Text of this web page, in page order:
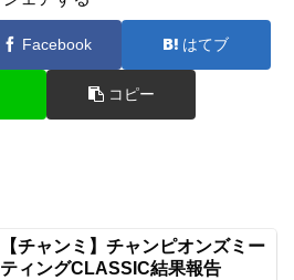
Facebook はてブ
コピー
【チャンミ】チャンピオンズミー
ティングCLASSIC結果報告